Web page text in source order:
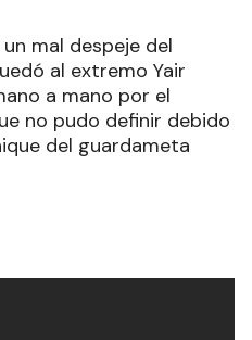
mal despeje del
al extremo Yair
a mano por el
no pudo definir debido
del guardameta